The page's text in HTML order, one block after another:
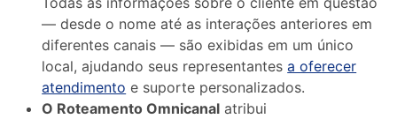
— desde o nome até as interações anteriores em
diferentes canais — são exibidas em um único
local, ajudando seus representantesa oferecer
atendimento e suporte personalizados.
O Roteamento Omnicanal atribui